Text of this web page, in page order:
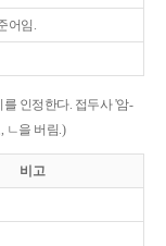
어임.
인정한다. 접두사 '암-
ㄴ을 버림.)
비고